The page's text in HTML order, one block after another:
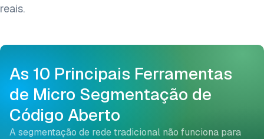
reais.
As 10 Principais Ferramentas
de Micro Segmentação de
Código Aberto
A segmentação de rede tradicional não funciona para